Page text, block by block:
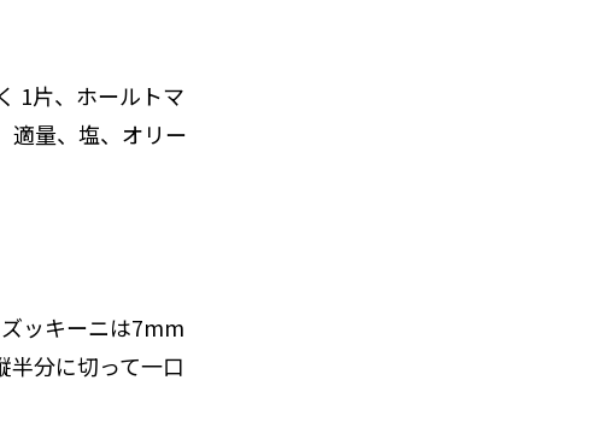
1片、ホールトマ
適量、塩、オリー
ッキーニは7mm
半分に切って一口